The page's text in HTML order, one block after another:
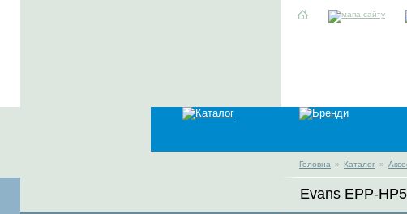
Головна » Каталог »
Evans EPP-